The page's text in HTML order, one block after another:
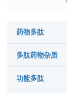
药物多肽
多肽药物杂质
功能多肽